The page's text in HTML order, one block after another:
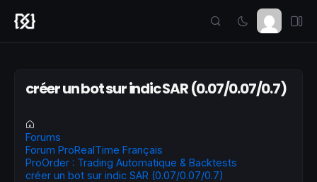
créer un bot sur indic SAR (0.07/0.07/0.7)
Forums
Forum ProRealTime Français
ProOrder : Trading Automatique & Backtests
créer un bot sur indic SAR (0.07/0.07/0.7)